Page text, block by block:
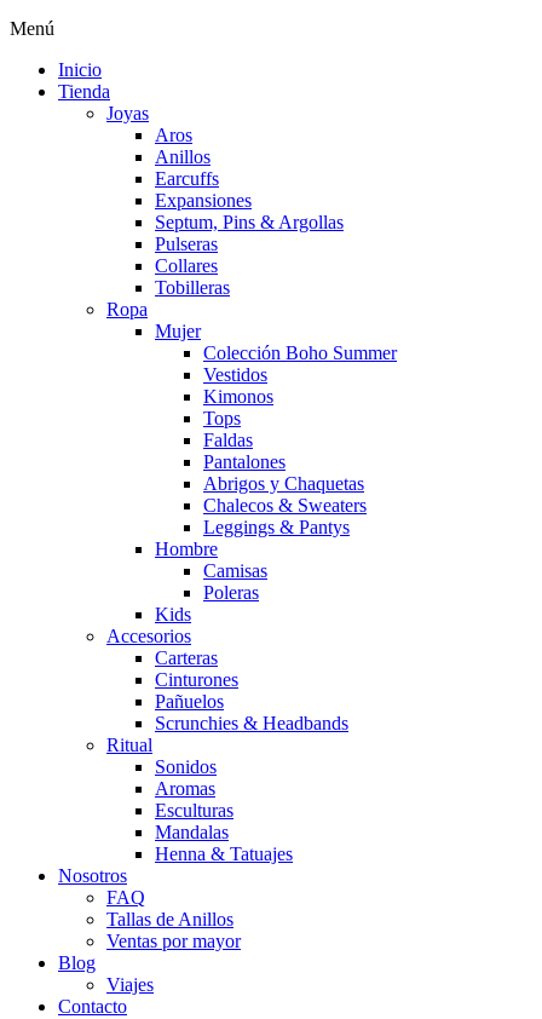
Menú
Inicio
Tienda
Joyas
Aros
Anillos
Earcuffs
Expansiones
Septum, Pins & Argollas
Pulseras
Collares
Tobilleras
Ropa
Mujer
Colección Boho Summer
Vestidos
Kimonos
Tops
Faldas
Pantalones
Abrigos y Chaquetas
Chalecos & Sweaters
Leggings & Pantys
Hombre
Camisas
Poleras
Kids
Accesorios
Carteras
Cinturones
Pañuelos
Scrunchies & Headbands
Ritual
Sonidos
Aromas
Esculturas
Mandalas
Henna & Tatuajes
Nosotros
FAQ
Tallas de Anillos
Ventas por mayor
Blog
Viajes
Contacto